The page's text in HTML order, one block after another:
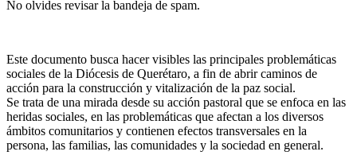
No olvides revisar la bandeja de spam.
Este documento busca hacer visibles las principales problemáticas
sociales de la Diócesis de Querétaro, a fin de abrir caminos de
acción para la construcción y vitalización de la paz social.
Se trata de una mirada desde su acción pastoral que se enfoca en las
heridas sociales, en las problemáticas que afectan a los diversos
ámbitos comunitarios y contienen efectos transversales en la
persona, las familias, las comunidades y la sociedad en general.